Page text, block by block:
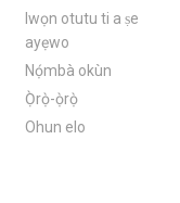
Iwọn otutu ti a ṣe
ayẹwo
Nọ́mbà okùn
Ọ̀rọ̀-ọ̀rọ̀
Ohun elo